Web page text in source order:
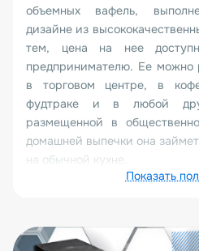
объемных вафель,
дизайне из
тем, цена на нее
предпринимателю. Ее можно
в торговом центре, в
фудтраке и в любой
размещенной в
домашней выпечки она
на обычной кухне.
Объемные (или
различными сладкими
Показать